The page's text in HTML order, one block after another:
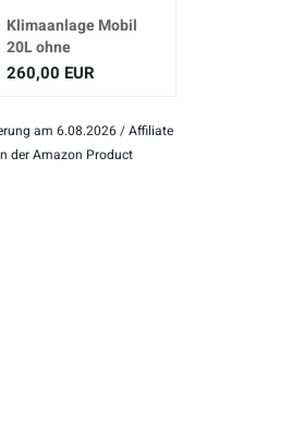
Klimaanlage Mobil
20L ohne
Abluftschlauch
260,00 EUR
am 6.08.2026 / Affiliate
der Amazon Product